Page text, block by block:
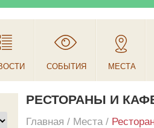
СОБЫТИЯ МЕСТА
РЕСТОРАНЫ И
Главная / Места/